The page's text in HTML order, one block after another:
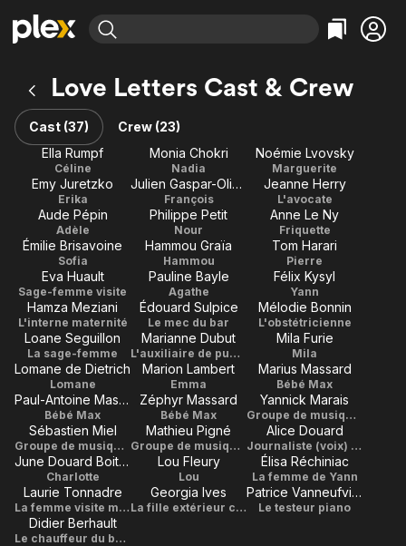
Explore
Movies & TV Shows
Most Popular
Leaving Soon
Learn More
Free Movies & TV Shows
Categories
Comedy
Documentary
En Español
Western
Explore
Browse Channels
Featured Channels
Property Brothers
Channel
ION Plus
The First 48 by A&E
Categories
True Crime
Sports
Classics
Comedy
Explore
Kids & Family
Global
Love Letters Cast & Crew
Cast (37)
Crew (23)
Ella Rumpf
Céline
Monia Chokri
Nadia
Noémie Lvovsky
Marguerite
Emy Juretzko
Erika
Julien Gaspar-Oliveri
François
Jeanne Herry
L'avocate
Aude Pépin
Adèle
Philippe Petit
Nour
Anne Le Ny
Friquette
Émilie Brisavoine
Sofia
Hammou Graïa
Hammou
Tom Harari
Pierre
Eva Huault
Sage-femme visite
Pauline Bayle
Agathe
Félix Kysyl
Yann
Hamza Meziani
L'interne maternité
Édouard Sulpice
Le mec du bar
Mélodie Bonnin
L'obstétricienne
Loane Seguillon
La sage-femme
Marianne Dubut
L'auxiliaire de puériculture
Mila Furie
Mila
Lomane de Dietrich
Lomane
Marion Lambert
Emma
Marius Massard
Bébé Max
Paul-Antoine Massard
Bébé Max
Zéphyr Massard
Bébé Max
Yannick Marais
Groupe de musique La Maison Tellier
Sébastien Miel
Groupe de musique La Maison Tellier
Mathieu Pigné
Groupe de musique La Maison Tellier
Alice Douard
Journaliste (voix) / Director / Writer
June Douard Boitard
Charlotte
Lou Fleury
Lou
Élisa Réchiniac
La femme de Yann
Laurie Tonnadre
La femme visite maternité
Georgia Ives
La fille extérieur club
Patrice Vanneufville
Le testeur piano
Didier Berhault
Le chauffeur du bus de nuit